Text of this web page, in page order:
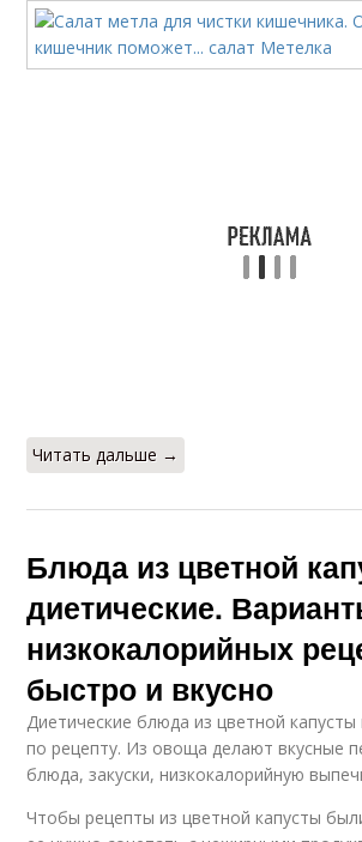
тела
питания
Читать дальше →
Блюда из цветной
диетические.
низкокалорийных
быстро и вкусно
Диетические блюда из цветной
по рецепту. Из овоща делают вкусные
блюда, закуски, низкокалорийную
Чтобы рецепты из цветной капусты